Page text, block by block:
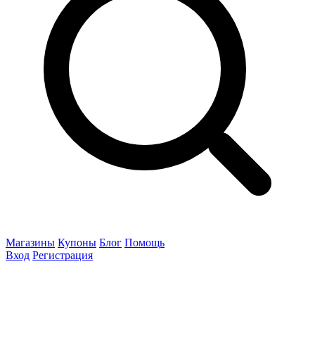
Магазины Купоны Блог Помощь
Вход Регистрация